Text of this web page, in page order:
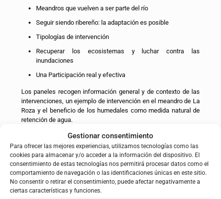
Gestionar consentimiento
Para ofrecer las mejores experiencias, utilizamos tecnologías como las
cookies para almacenar y/o acceder a la información del dispositivo. El
consentimiento de estas tecnologías nos permitirá procesar datos como el
comportamiento de navegación o las identificaciones únicas en este sitio.
No consentir o retirar el consentimiento, puede afectar negativamente a
ciertas características y funciones.
Meandros que vuelven a ser parte del río
Seguir siendo ribereño: la adaptación es posible
Tipologías de intervención
Recuperar los ecosistemas y luchar contra las
inundaciones
Una Participación real y efectiva
Los paneles recogen información general y de contexto de las
intervenciones, un ejemplo de intervención en el meandro de La
Roza y el beneficio de los humedales como medida natural de
retención de agua.